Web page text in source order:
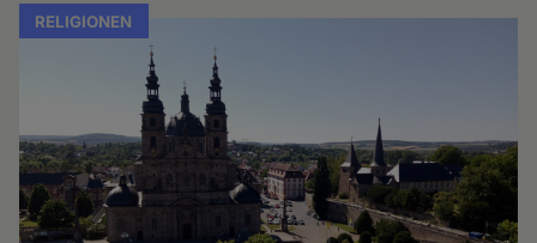
RELIGIONEN